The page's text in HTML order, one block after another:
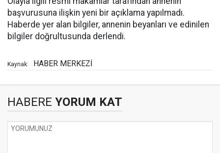
başvurusuna ilişkin yeni bir açıklama yapılmadı.
Haberde yer alan bilgiler, annenin beyanları ve edinilen
bilgiler doğrultusunda derlendi.
Kaynak: HABER MERKEZİ
HABERE YORUM KAT